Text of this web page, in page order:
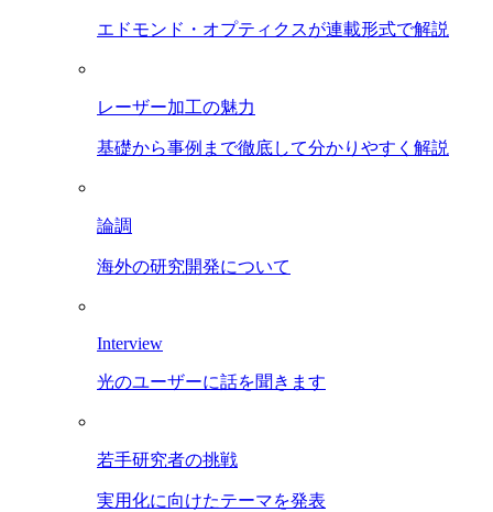
エドモンド・オプティクスが連載形式で解説
レーザー加工の魅力
基礎から事例まで徹底して分かりやすく解説
論調
海外の研究開発について
Interview
光のユーザーに話を聞きます
若手研究者の挑戦
実用化に向けたテーマを発表